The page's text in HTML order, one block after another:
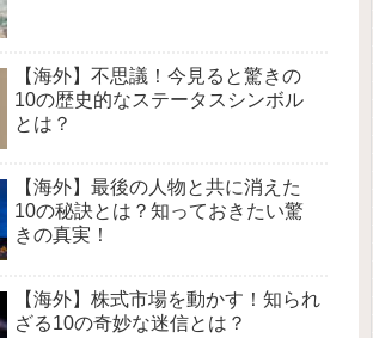
【海外】不思議！今見ると驚きの
10の歴史的なステータスシンボル
とは？
【海外】最後の人物と共に消えた
10の秘訣とは？知っておきたい驚
きの真実！
【海外】株式市場を動かす！知られ
ざる10の奇妙な迷信とは？